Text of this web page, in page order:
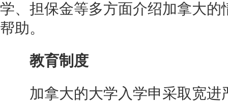
学、担保金等多方面介绍加拿大
帮助。
教育制度
加拿大的大学入学申采取宽进